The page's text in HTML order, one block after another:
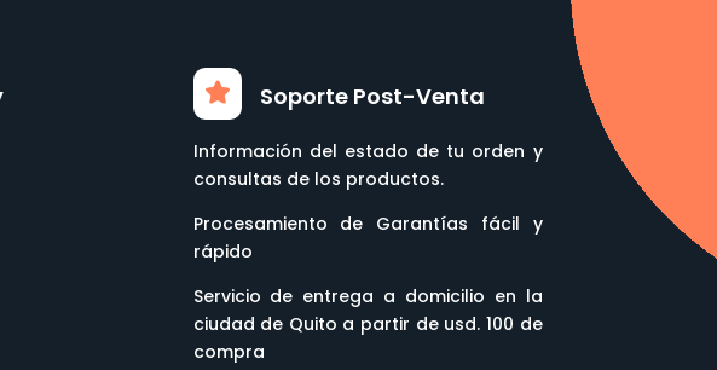
Soporte Post-Venta
Información del estado de tu orden y
consultas de los productos.
Procesamiento de Garantías fácil y
rápido
Servicio de entrega a domicilio en la
ciudad de Quito a partir de usd. 100 de
compra